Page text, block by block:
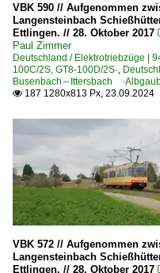
VBK 590 // Aufgenommen
Langensteinbach
Ettlingen. // 28. Oktober 2017
Paul Zimmer
Deutschland / Elektrotriebzüge |
100C/2S, GT8-100D/2S·
Busenbach – Ittersbach
 187 1280x813 Px, 23.09.2024
VBK 572 // Aufgenommen
Langensteinbach
Ettlingen. // 28. Oktober 2017